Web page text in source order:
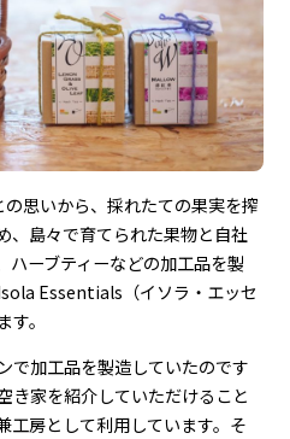
思いから、採れたての果実を搾
、島々で育てられた果物と自社
ハーブティーなどの加工品を製
Essentials（イソラ・エッセ
。
で加工品を製造していたのです
き家を紹介していただけること
工房として利用しています。そ